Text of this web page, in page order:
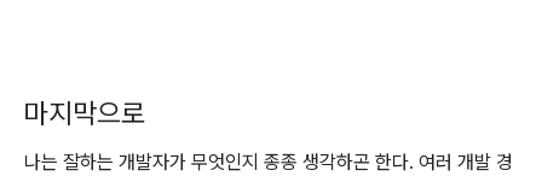
마지막으로
나는 잘하는 개발자가 무엇인지 종종 생각하곤 한다. 여러 개발 경